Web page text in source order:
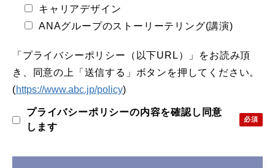
キャリアデザイン
ANAグループのストーリーテリング(講演)
「プライバシーポリシー（以下URL）」をお読み頂
き、同意の上「送信する」ボタンを押してください。
(https://www.abc.jp/policy)
プライバシーポリシーの内容を確認し同意
します